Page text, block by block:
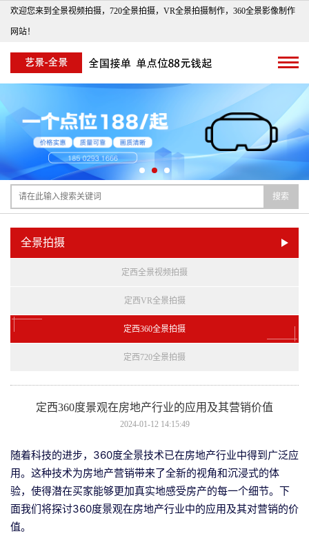
欢迎您来到全景视频拍摄，720全景拍摄，VR全景拍摄制作，360全景影像制作
网站！
搜索
全景拍摄
定西全景视频拍摄
定西VR全景拍摄
定西360全景拍摄
定西720全景拍摄
定西360度景观在房地产行业的应用及其营销价值
2024-01-12 14:15:49
随着科技的进步，360度全景技术已在房地产行业中得到广泛应
用。这种技术为房地产营销带来了全新的视角和沉浸式的体
验，使得潜在买家能够更加真实地感受房产的每一个细节。下
面我们将探讨360度景观在房地产行业中的应用及其对营销的价
值。